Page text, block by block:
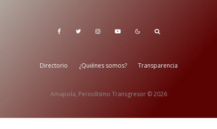
Directorio ¿Quiénes somos? Transparencia
Amapola, Periodismo Transgresor © 2026